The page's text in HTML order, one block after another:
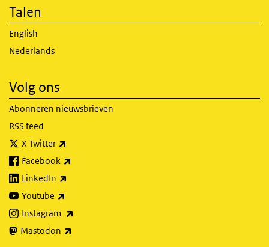
Talen
English
Nederlands
Volg ons
Abonneren nieuwsbrieven
RSS feed
X Twitter
Facebook
LinkedIn
Youtube
Instagram
Mastodon